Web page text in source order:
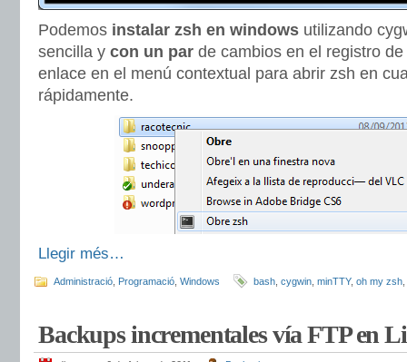
Podemos instalar zsh en windows utilizando
sencilla y con un par de cambios en el registro
enlace en el menú contextual para abrir zsh en
rápidamente.
Llegir més…
Administració Programació Windows bash cygwin minTTY, oh my zsh
Backups incrementales vía FTP en